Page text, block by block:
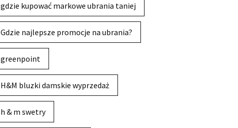
gdzie kupować markowe ubrania taniej
Gdzie najlepsze promocje na ubrania?
greenpoint
H&M bluzki damskie wyprzedaż
h & m swetry